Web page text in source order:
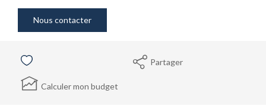
Nous contacter
Partager
Calculer mon budget